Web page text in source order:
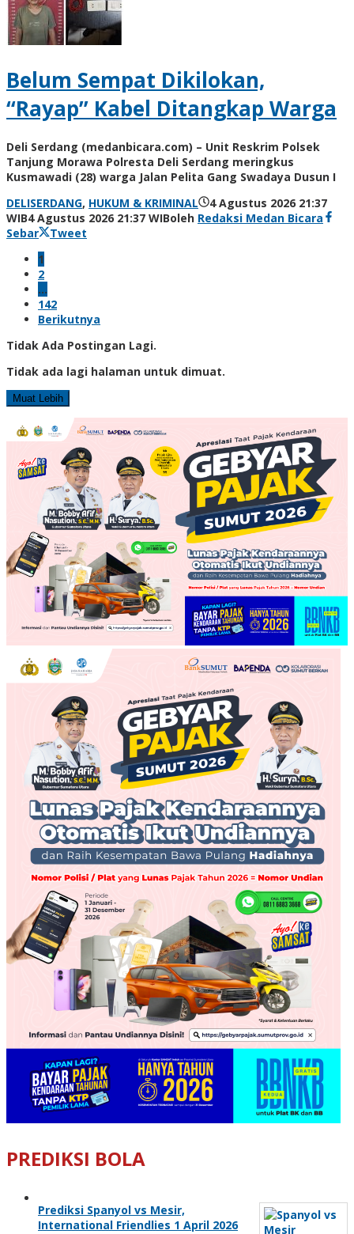
Belum Sempat Dikilokan,
“Rayap” Kabel Ditangkap Warga
Deli Serdang (medanbicara.com) – Unit Reskrim Polsek
Tanjung Morawa Polresta Deli Serdang meringkus
Kusmawadi (28) warga Jalan Pelita Gang Swadaya Dusun I
DELISERDANG, HUKUM & KRIMINAL
4 Agustus 2026 21:37
WIB4 Agustus 2026 21:37 WIBoleh Redaksi Medan Bicara
Sebar
Tweet
1
2
…
142
Berikutnya
Tidak Ada Postingan Lagi.
Tidak ada lagi halaman untuk dimuat.
Muat Lebih
PREDIKSI BOLA
Prediksi Spanyol vs Mesir,
International Friendlies 1 April 2026